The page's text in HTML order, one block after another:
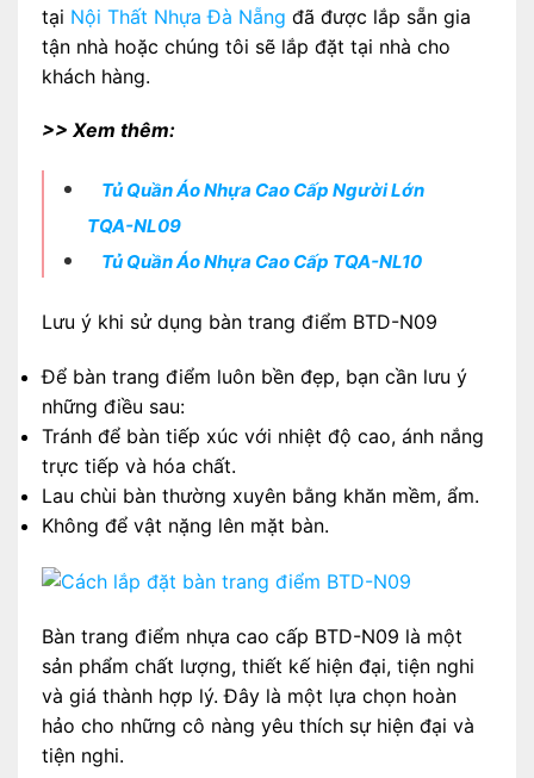
tại Nội Thất Nhựa Đà Nẵng đã được lắp sẵn gia
tận nhà hoặc chúng tôi sẽ lắp đặt tại nhà cho
khách hàng.
>> Xem thêm:
Tủ Quần Áo Nhựa Cao Cấp Người Lớn
TQA-NL09
Tủ Quần Áo Nhựa Cao Cấp TQA-NL10
Lưu ý khi sử dụng bàn trang điểm BTD-N09
Để bàn trang điểm luôn bền đẹp, bạn cần lưu ý
những điều sau:
Tránh để bàn tiếp xúc với nhiệt độ cao, ánh nắng
trực tiếp và hóa chất.
Lau chùi bàn thường xuyên bằng khăn mềm, ẩm.
Không để vật nặng lên mặt bàn.
Bàn trang điểm nhựa cao cấp BTD-N09 là một
sản phẩm chất lượng, thiết kế hiện đại, tiện nghi
và giá thành hợp lý. Đây là một lựa chọn hoàn
hảo cho những cô nàng yêu thích sự hiện đại và
tiện nghi.